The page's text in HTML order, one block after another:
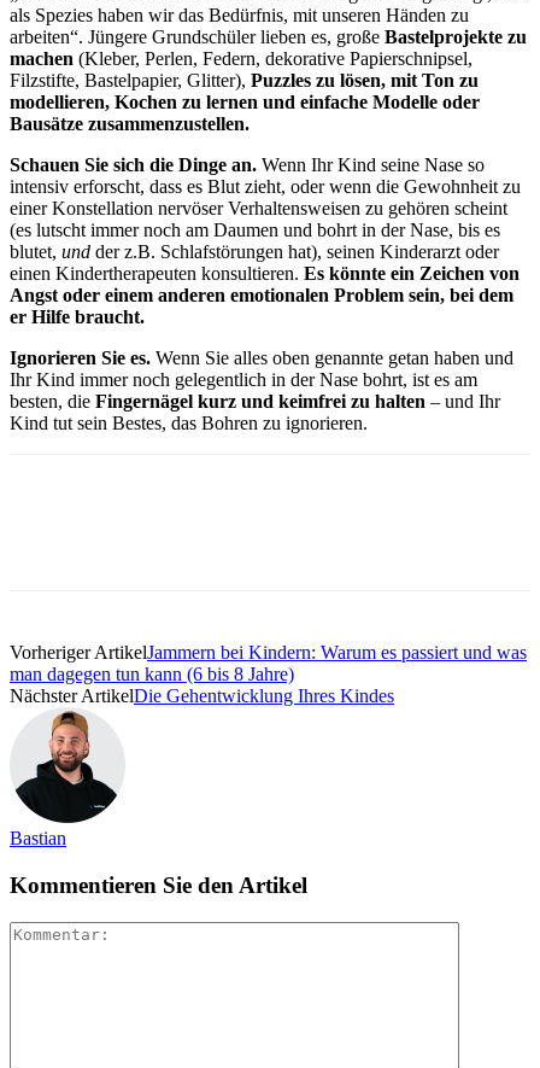
als Spezies haben wir das Bedürfnis, mit unseren Händen zu
arbeiten“. Jüngere Grundschüler lieben es, große Bastelprojekte zu
machen (Kleber, Perlen, Federn, dekorative Papierschnipsel,
Filzstifte, Bastelpapier, Glitter), Puzzles zu lösen, mit Ton zu
modellieren, Kochen zu lernen und einfache Modelle oder
Bausätze zusammenzustellen.
Schauen Sie sich die Dinge an. Wenn Ihr Kind seine Nase so
intensiv erforscht, dass es Blut zieht, oder wenn die Gewohnheit zu
einer Konstellation nervöser Verhaltensweisen zu gehören scheint
(es lutscht immer noch am Daumen und bohrt in der Nase, bis es
blutet, und der z.B. Schlafstörungen hat), seinen Kinderarzt oder
einen Kindertherapeuten konsultieren. Es könnte ein Zeichen von
Angst oder einem anderen emotionalen Problem sein, bei dem
er Hilfe braucht.
Ignorieren Sie es. Wenn Sie alles oben genannte getan haben und
Ihr Kind immer noch gelegentlich in der Nase bohrt, ist es am
besten, die Fingernägel kurz und keimfrei zu halten – und Ihr
Kind tut sein Bestes, das Bohren zu ignorieren.
Vorheriger ArtikelJammern bei Kindern: Warum es passiert und was
man dagegen tun kann (6 bis 8 Jahre)
Nächster ArtikelDie Gehentwicklung Ihres Kindes
Bastian
Kommentieren Sie den Artikel